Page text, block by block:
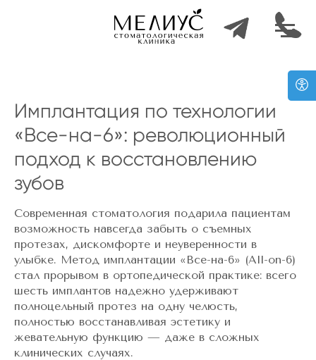
Имплантация по технологии
«Все-на-6»: революционный
подход к восстановлению
зубов
Современная стоматология подарила пациентам
возможность навсегда забыть о съемных
протезах, дискомфорте и неуверенности в
улыбке. Метод имплантации «Все-на-6» (All-on-6)
стал прорывом в ортопедической практике: всего
шесть имплантов надежно удерживают
полноцельный протез на одну челюсть,
полностью восстанавливая эстетику и
жевательную функцию — даже в сложных
клинических случаях.